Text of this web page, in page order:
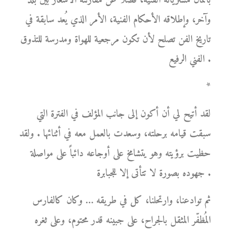
وآخر، وإطلاقه الأحكام الفنية، الأمر الذي يُعد سابقة في
تاريخ الفن تصلح لأن تكون مرجعية للهواة ومدرسة للتذوق
الفني الرفيع .
*
لقد أتيح لي أن أكون إلى جانب المؤلف في الفترة التي
سبقت قيامه برحلته، وسعدت بالعمل معه في أثنائها . ولقد
حظيت برؤيته وهو يتشامخ على أوجاعه دائباً على مواصلة
جهوده بصورة لا تتأتى إلا للجبابرة .
ثم توادعنا، وارتحلنا، كل في طريقه … وكان كالفارس
المُظفّر المثقل بالجراح، على جبينه قدر محتوم، وعلى ثغره